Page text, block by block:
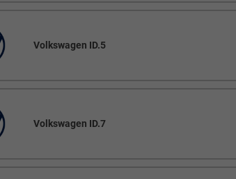
Volkswagen ID.5
Volkswagen ID.7